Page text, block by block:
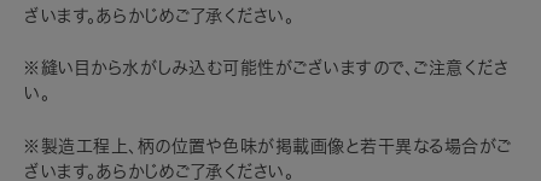
ざいます。あらかじめご了承ください。
※縫い目から水がしみ込む可能性がございますので、ご注意くださ
い。
※製造工程上、柄の位置や色味が掲載画像と若干異なる場合がご
ざいます。あらかじめご了承ください。